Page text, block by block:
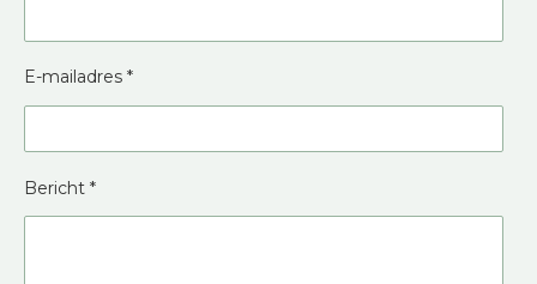
E-mailadres *
Bericht *